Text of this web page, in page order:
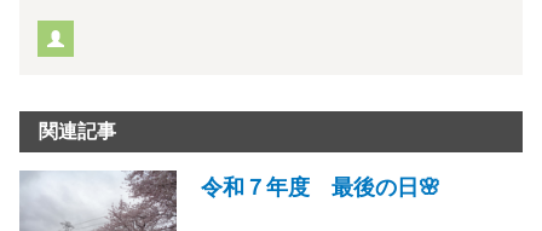
関連記事
令和７年度 最後の日🌸